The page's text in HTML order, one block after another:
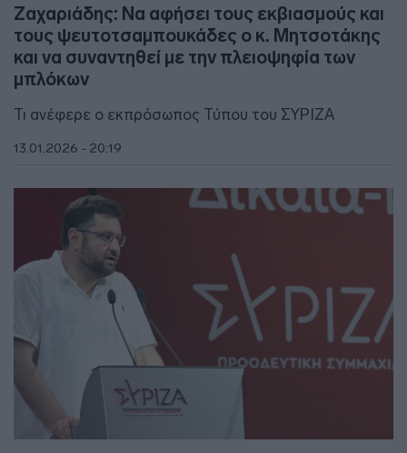
Ζαχαριάδης: Να αφήσει τους εκβιασμούς και
τους ψευτοτσαμπουκάδες ο κ. Μητσοτάκης
και να συναντηθεί με την πλειοψηφία των
μπλόκων
Τι ανέφερε ο εκπρόσωπος Τύπου του ΣΥΡΙΖΑ
13.01.2026 - 20:19